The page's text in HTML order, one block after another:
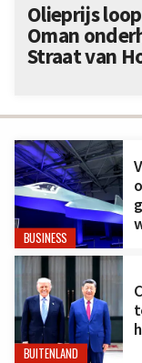
BUSINESS
BUITENLAND
Olieprijs
Oman
Straat van